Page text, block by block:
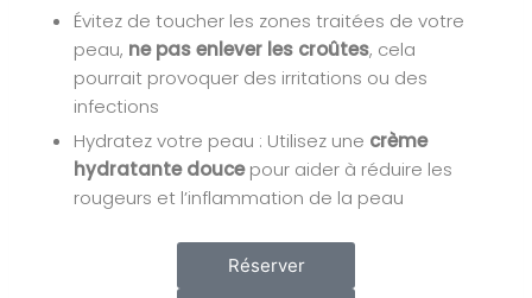
Évitez de toucher les zones traitées de votre
peau, ne pas enlever les croûtes, cela
pourrait provoquer des irritations ou des
infections
Hydratez votre peau : Utilisez une crème
hydratante doucepour aider à réduire les
rougeurs et l’inflammation de la peau
Réserver